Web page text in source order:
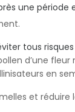
une
tous
d’une fleur
en
et réduire